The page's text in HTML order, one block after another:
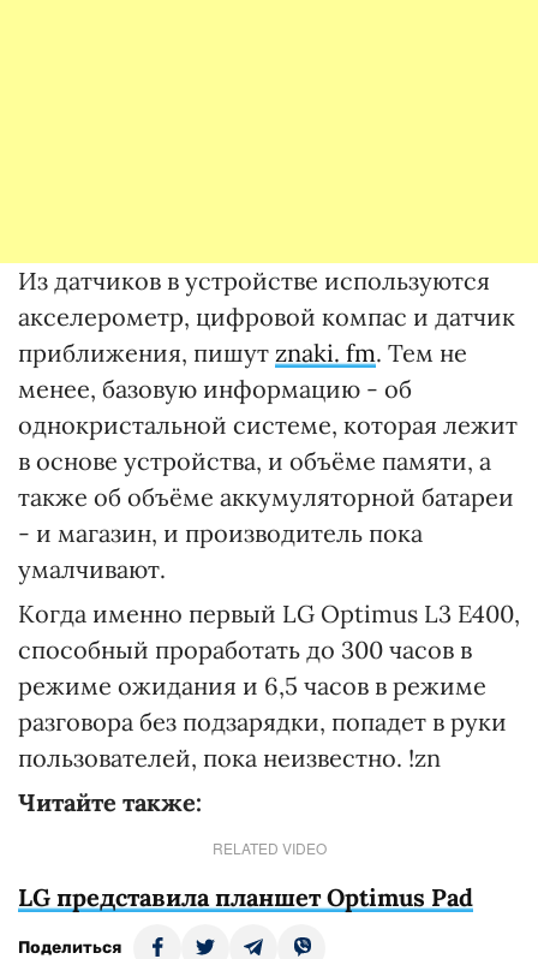
Из датчиков в устройстве используются
акселерометр, цифровой компас и датчик
приближения, пишут znaki. fm. Тем не
менее, базовую информацию - об
однокристальной системе, которая лежит
в основе устройства, и объёме памяти, а
также об объёме аккумуляторной батареи
- и магазин, и производитель пока
умалчивают.
Когда именно первый LG Optimus L3 E400,
способный проработать до 300 часов в
режиме ожидания и 6,5 часов в режиме
разговора без подзарядки, попадет в руки
пользователей, пока неизвестно. !zn
Читайте также:
RELATED VIDEO
LG представила планшет Optimus Pad
Поделиться